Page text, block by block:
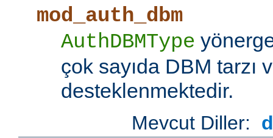
mod_auth_dbm
AuthDBMType
çok sayıda DBM tarzı
desteklenmektedir.
Mevcut Diller: